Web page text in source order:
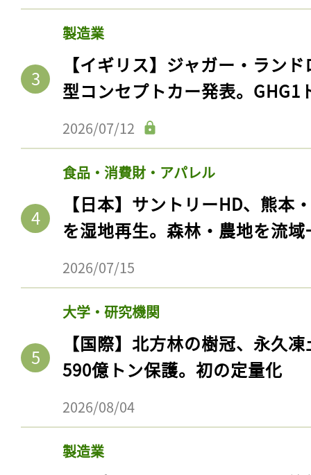
製造業
【イギリス】ジャガー・ラン
型コンセプトカー発表。GHG1
2026/07/12
食品・消費財・アパレル
【日本】サントリーHD、熊本
を湿地再生。森林・農地を流
2026/07/15
大学・研究機関
【国際】北方林の樹冠、永久
590億トン保護。初の定量化
2026/08/04
製造業